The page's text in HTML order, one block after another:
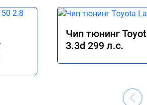
Чип тюнинг
3.3d 299 л.с.